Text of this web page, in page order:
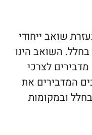
ייחודי
הינו
לצרכי
את